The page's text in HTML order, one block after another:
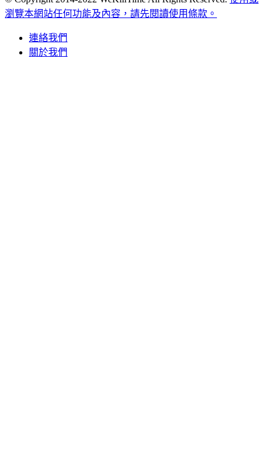
瀏覽本網站任何功能及內容，請先閱讀使用條款。
連絡我們
關於我們